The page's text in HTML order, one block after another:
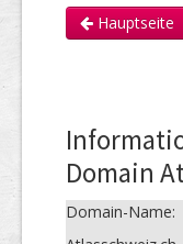
Hauptseite
Domain
Domain-Name: